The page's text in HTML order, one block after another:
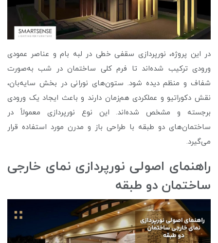
در این پروژه، نورپردازی سقفی خطی در لبه بام و عناصر عمودی
ورودی ترکیب شده‌اند تا فرم کلی ساختمان در شب به‌صورت
شفاف و منظم دیده شود. ستون‌های نورانی در بخش سایه‌بان،
نقش دکوراتیو و عملکردی هم‌زمان دارند و باعث ایجاد یک ورودی
برجسته و مشخص شده‌اند. این نوع نورپردازی معمولاً در
ساختمان‌های دو طبقه با طراحی باز و مدرن مورد استفاده قرار
می‌گیرد.
راهنمای اصولی نورپردازی نمای خارجی
ساختمان دو طبقه